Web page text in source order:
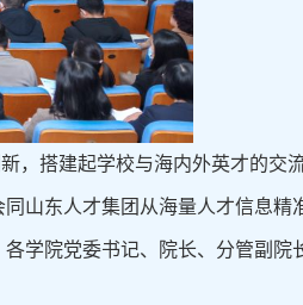
，搭建起学校与海内外英才的交
山东人才集团从海量人才信息精
学院党委书记、院长、分管副院